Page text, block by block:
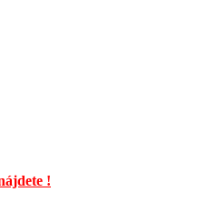
!